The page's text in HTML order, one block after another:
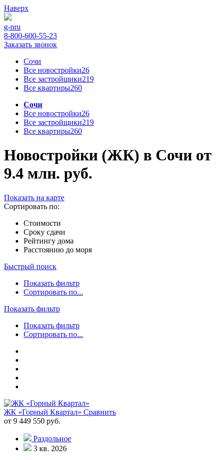
Наверх
g-nru
8-800-600-55-23
Заказать звонок
Сочи
Все новостройки26
Все застройщики219
Все квартиры260
Сочи
Все новостройки26
Все застройщики219
Все квартиры260
Новостройки (ЖК) в Сочи от
9.4 млн. руб.
Показать на карте
Сортировать по:
Стоимости
Сроку сдачи
Рейтингу дома
Расстоянию до моря
Быстрый поиск
Показать фильтр
Сортировать по...
Показать фильтр
Показать фильтр
Сортировать по...
ЖК «Горный Квартал» Сравнить
от 9 449 550 руб.
Раздольное
3 кв. 2026